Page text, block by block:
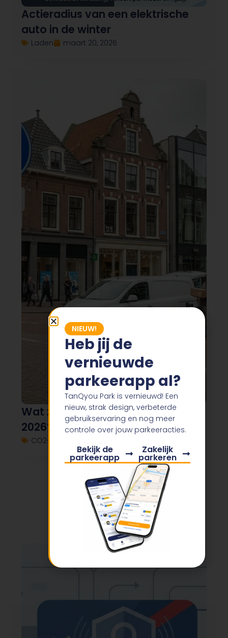
Actieradius van een elektrische
auto in de winter
Laden maart 20, 2026
Wat zijn de zero emissiezones in
2026?
CO2-registratie
NIEUW!
Heb jij de
vernieuwde
parkeerapp al?
TanQyou Park is vernieuwd! Een
nieuw, strak design, verbeterde
gebruikservaring en nog meer
controle over jouw parkeeracties.
Bekijk de
parkeerapp
Zakelijk
parkeren